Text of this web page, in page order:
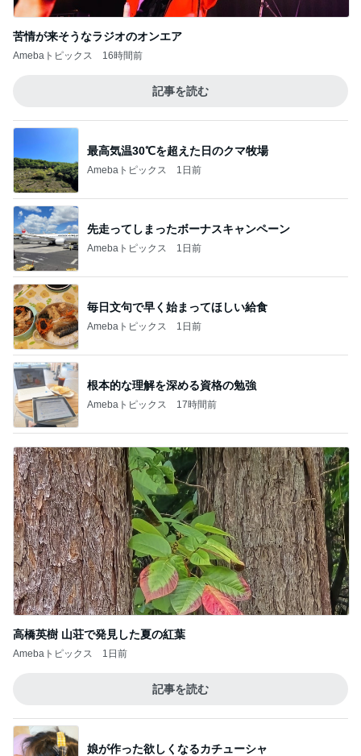
苦情が来そうなラジオのオンエア
Amebaトピックス 16時間前
記事を読む
最高気温30℃を超えた日のクマ牧場
Amebaトピックス 1日前
先走ってしまったボーナスキャンペーン
Amebaトピックス 1日前
毎日文句で早く始まってほしい給食
Amebaトピックス 1日前
根本的な理解を深める資格の勉強
Amebaトピックス 17時間前
高橋英樹 山荘で発見した夏の紅葉
Amebaトピックス 1日前
記事を読む
娘が作った欲しくなるカチューシャ